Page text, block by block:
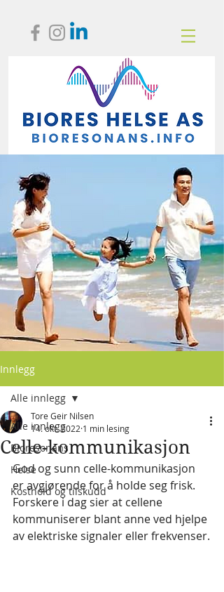
Innlegg
Alle innlegg
Bioresonans
Helse
Kosthold og tilskudd
Alle innlegg
Celle-kommunikasjon
Tore Geir Nilsen
14. okt. 2022 1 min lesing
God og sunn celle-kommunikasjon
er avgjørende for å holde seg frisk.
Forskere i dag sier at cellene
kommuniserer blant anne ved hjelpe
av elektriske signaler eller frekvenser.